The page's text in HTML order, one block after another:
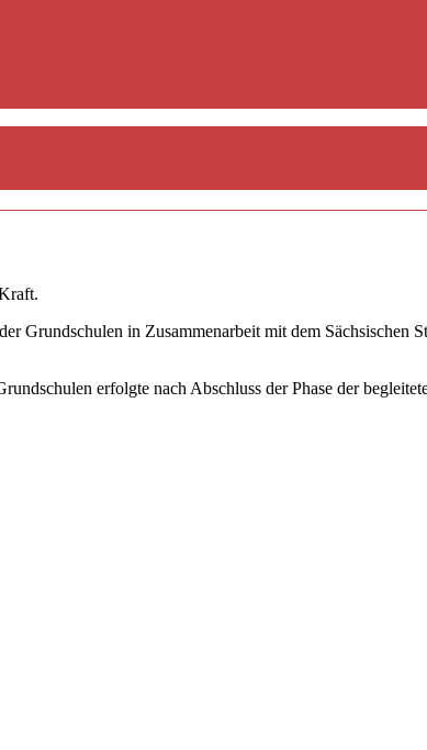
Grundschulen in Zusammenarbeit mit dem
erfolgte nach Abschluss der Phase der